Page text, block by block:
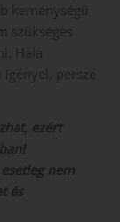
keménységű
szükséges
Hála
persze
ezért
nem
és